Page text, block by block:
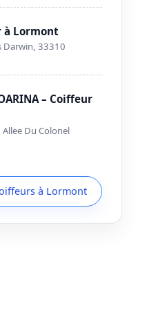
à Lormont
Darwin, 33310
– Coiffeur
Du Colonel
à Lormont